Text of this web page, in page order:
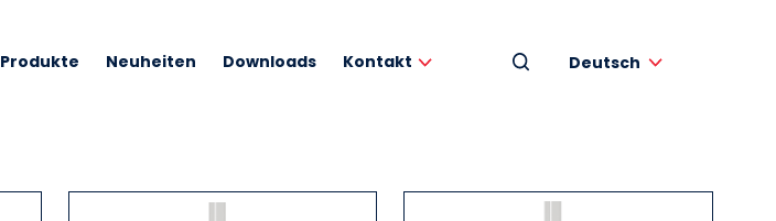
Produkte Neuheiten Downloads Kontakt Deutsch